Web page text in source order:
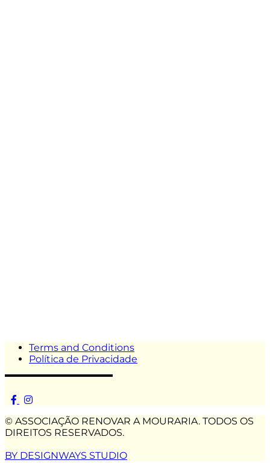
Terms and Conditions
Política de Privacidade
© ASSOCIAÇÃO RENOVAR A MOURARIA. TODOS OS
DIREITOS RESERVADOS.
BY DESIGNWAYS STUDIO